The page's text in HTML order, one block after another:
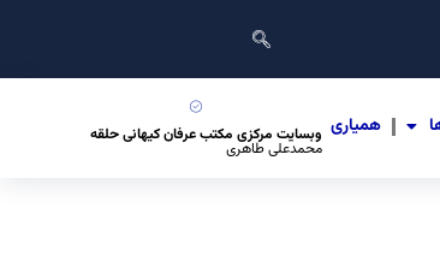
همیاری وبسایت مرکزی مکتب عرفان کیهانی حلقه
محمدعلی طاهری